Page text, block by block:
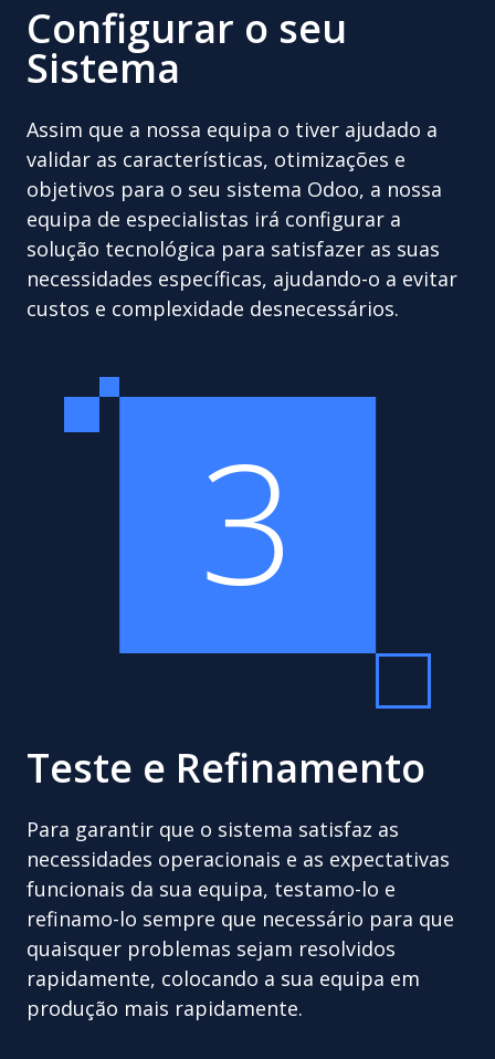
Configurar o seu
Sistema
Assim que a nossa equipa o tiver ajudado a
validar as características, otimizações e
objetivos para o seu sistema Odoo, a nossa
equipa de especialistas irá configurar a
solução tecnológica para satisfazer as suas
necessidades específicas, ajudando-o a evitar
custos e complexidade desnecessários.
3
Teste e Refinamento
Para garantir que o sistema satisfaz as
necessidades operacionais e as expectativas
funcionais da sua equipa, testamo-lo e
refinamo-lo sempre que necessário para que
quaisquer problemas sejam resolvidos
rapidamente, colocando a sua equipa em
produção mais rapidamente.